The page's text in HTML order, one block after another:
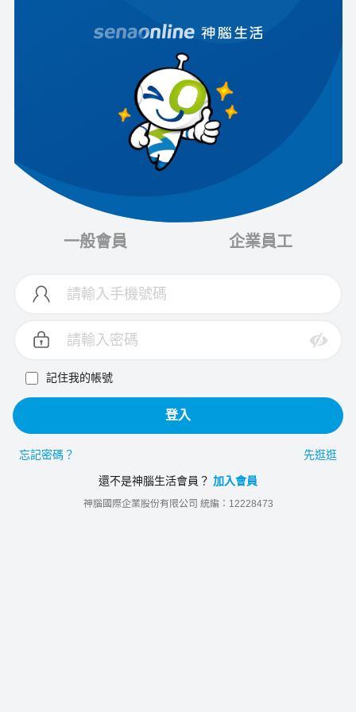
一般會員 企業員工
記住我的帳號
登入
忘記密碼？ 先逛逛
還不是神腦生活會員？ 加入會員
神腦國際企業股份有限公司 統編：12228473